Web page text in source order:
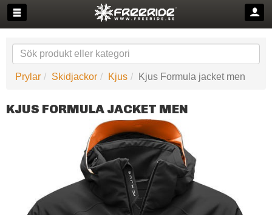
Prylar Skidjackor Kjus Kjus Formula jacket men
KJUS FORMULA JACKET MEN